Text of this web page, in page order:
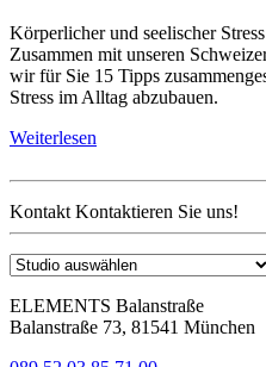
Körperlicher und seelischer
Zusammen mit unseren
wir für Sie 15 Tipps
Stress im Alltag abzubauen.
Weiterlesen
Kontakt Kontaktieren Sie uns!
ELEMENTS Balanstraße
Balanstraße 73, 81541 München